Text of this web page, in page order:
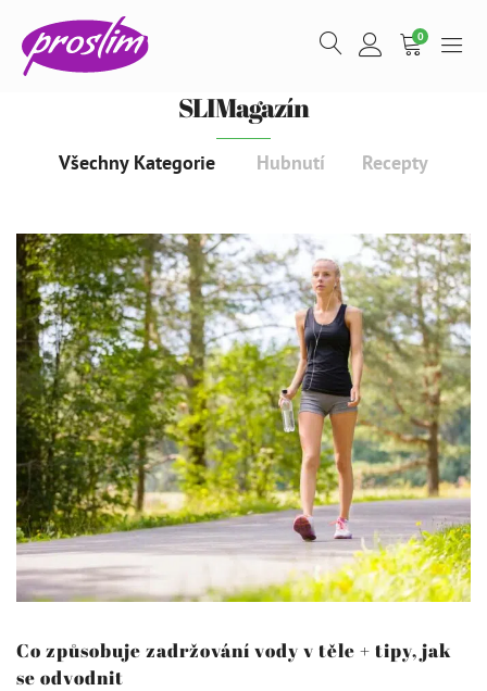
Proteinový pudink - 300 g - Banán
399Kč + DO KOŠÍKU
0
SLIMagazín
Všechny Kategorie Hubnutí Recepty
Co způsobuje zadržování vody v těle + tipy, jak
se odvodnit